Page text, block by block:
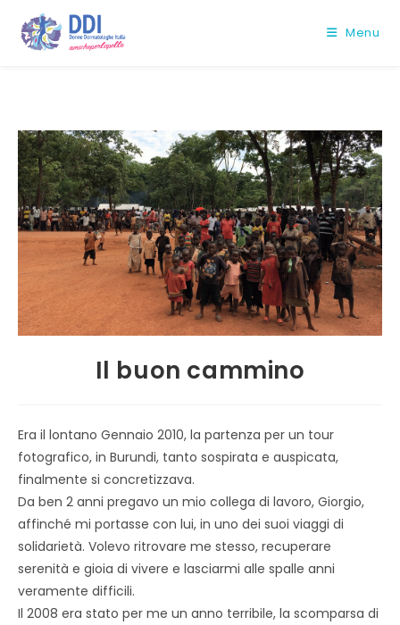
contenuto
Menu
Il buon cammino
Era il lontano Gennaio 2010, la partenza per un tour
fotografico, in Burundi, tanto sospirata e auspicata,
finalmente si concretizzava.
Da ben 2 anni pregavo un mio collega di lavoro, Giorgio,
affinché mi portasse con lui, in uno dei suoi viaggi di
solidarietà. Volevo ritrovare me stesso, recuperare
serenità e gioia di vivere e lasciarmi alle spalle anni
veramente difficili.
Il 2008 era stato per me un anno terribile, la scomparsa di